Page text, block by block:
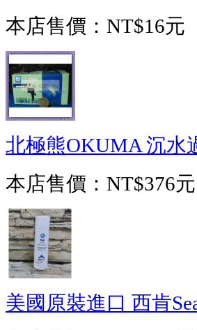
本店售價： NT$16元
北極熊OKUMA 沉水
本店售價： NT$376元
美國原裝進口 西肯